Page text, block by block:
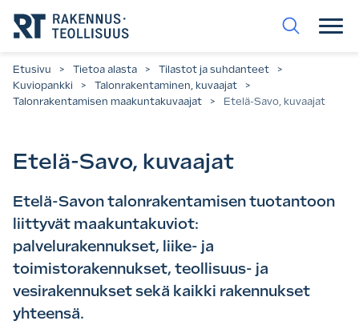
suoraan
sisältöön.
Etusivu > Tietoa alasta > Tilastot ja suhdanteet
>
Kuviopankki
> Talonrakentaminen, kuvaajat
>
Talonrakentamisen maakuntakuvaajat
> Etelä-Savo, kuvaajat
Etelä-Savo, kuvaajat
Etelä-Savon talonrakentamisen tuotantoon
liittyvät maakuntakuviot:
palvelurakennukset, liike- ja
toimistorakennukset, teollisuus- ja
vesirakennukset sekä kaikki rakennukset
yhteensä.